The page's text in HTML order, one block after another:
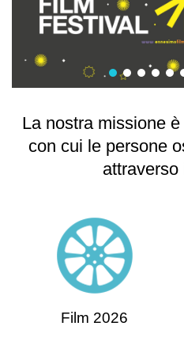
La nostra missione
con cui le persone
Film 2026